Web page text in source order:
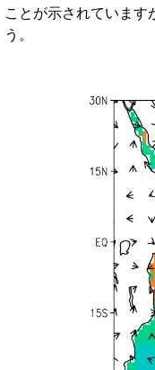
ことが示されています
う。